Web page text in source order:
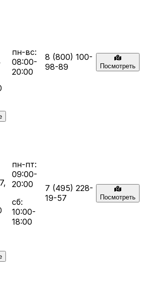
пн-вс:
08:00-
20:00
8 (800) 100-
98-89
Посмотреть
пн-пт:
09:00-
20:00
сб:
10:00-
18:00
7 (495) 228-
19-57
Посмотреть